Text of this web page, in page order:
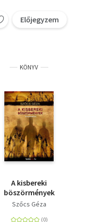
Előjegyzem
KÖNYV
A kisbereki
böszörmények
Szőcs Géza